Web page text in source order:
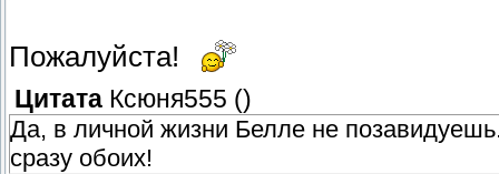
Пожалуйста!
Цитата Ксюня555 ()
Да, в личной жизни Белле не
сразу обоих!